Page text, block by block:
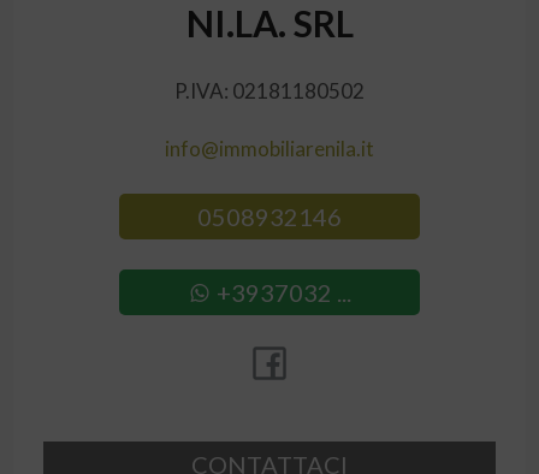
NI.LA. SRL
P.IVA: 02181180502
info@immobiliarenila.it
0508932146
+3937032 ...
CONTATTACI